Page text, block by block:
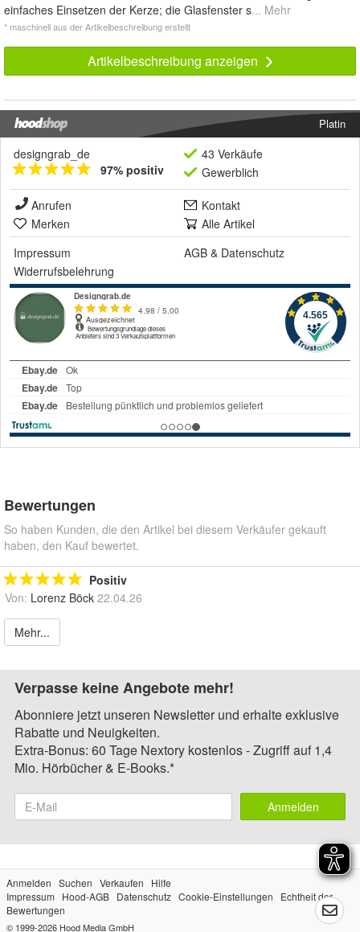
einfaches Einsetzen der Kerze; die Glasfenster s... Mehr
* maschinell aus der Artikelbeschreibung erstellt
Artikelbeschreibung anzeigen
Platin
designgrab_de
97% positiv
43 Verkäufe
Gewerblich
Anrufen
Kontakt
Merken
Alle Artikel
Impressum
AGB & Datenschutz
Widerrufsbelehrung
Bewertungen
So haben Kunden, die den Artikel bei diesem Verkäufer gekauft
haben, den Kauf bewertet.
Positiv
Von: Lorenz Böck 22.04.26
Mehr...
Verpasse keine Angebote mehr!
Abonniere jetzt unseren Newsletter und erhalte exklusive
Rabatte und Neuigkeiten.
Extra-Bonus: 60 Tage Nextory kostenlos - Zugriff auf 1,4
Mio. Hörbücher & E-Books.*
Anmelden
Anmelden Suchen Verkaufen
Hilfe
Impressum
Hood-AGB Datenschutz Cookie-Einstellungen
Echtheit der
Bewertungen
© 1999-2026 Hood Media GmbH